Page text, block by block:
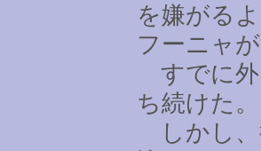
を嫌がる
フーニャが
すでに外
ち続けた。
しかし、